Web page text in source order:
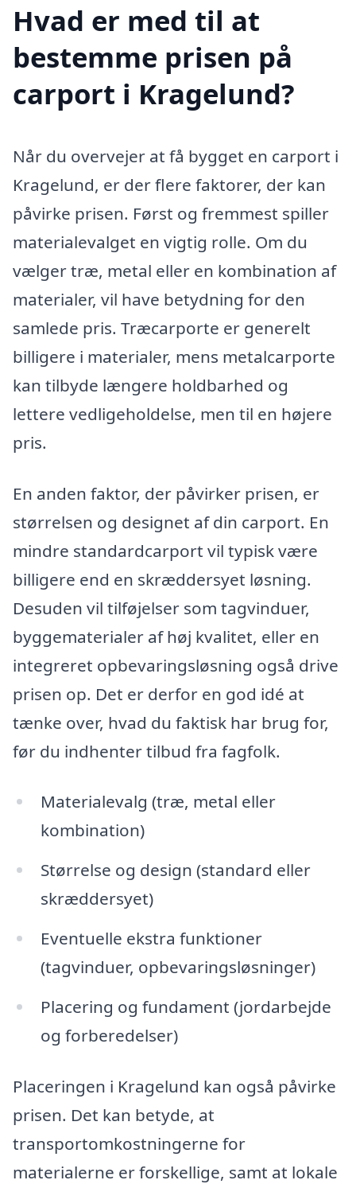
Hvad er med til at
bestemme prisen på
carport i Kragelund?
Når du overvejer at få bygget en carport i
Kragelund, er der flere faktorer, der kan
påvirke prisen. Først og fremmest spiller
materialevalget en vigtig rolle. Om du
vælger træ, metal eller en kombination af
materialer, vil have betydning for den
samlede pris. Træcarporte er generelt
billigere i materialer, mens metalcarporte
kan tilbyde længere holdbarhed og
lettere vedligeholdelse, men til en højere
pris.
En anden faktor, der påvirker prisen, er
størrelsen og designet af din carport. En
mindre standardcarport vil typisk være
billigere end en skræddersyet løsning.
Desuden vil tilføjelser som tagvinduer,
byggematerialer af høj kvalitet, eller en
integreret opbevaringsløsning også drive
prisen op. Det er derfor en god idé at
tænke over, hvad du faktisk har brug for,
før du indhenter tilbud fra fagfolk.
Materialevalg (træ, metal eller
kombination)
Størrelse og design (standard eller
skræddersyet)
Eventuelle ekstra funktioner
(tagvinduer, opbevaringsløsninger)
Placering og fundament (jordarbejde
og forberedelser)
Placeringen i Kragelund kan også påvirke
prisen. Det kan betyde, at
transportomkostningerne for
materialerne er forskellige, samt at lokale